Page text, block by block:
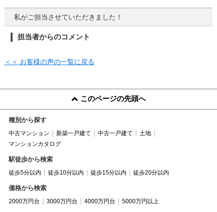
私がご担当させていただきました！
担当者からのコメント
＜＜ お客様の声の一覧に戻る
このページの先頭へ
種別から探す
中古マンション 新築一戸建て 中古一戸建て
土地
マンションカタログ
駅徒歩から検索
徒歩5分以内 徒歩10分以内 徒歩15分以内 徒歩20分以内
価格から検索
2000万円台 3000万円台 4000万円台 5000万円以上